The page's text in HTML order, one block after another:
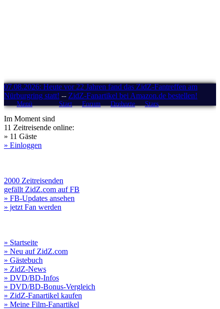
07.08.2026: Heute vor 22 Jahren fand das ZidZ-Fantreffen am
Nürburgring statt! -- ZidZ-Fanartikel bei Amazon.de bestellen!
Menü Start Forum Drehorte Stars
Im Moment sind
11 Zeitreisende online:
» 11 Gäste
» Einloggen
2000 Zeitreisenden
gefällt ZidZ.com auf FB
» FB-Updates ansehen
» jetzt Fan werden
» Startseite
» Neu auf ZidZ.com
» Gästebuch
» ZidZ-News
» DVD/BD-Infos
» DVD/BD-Bonus-Vergleich
» ZidZ-Fanartikel kaufen
» Meine Film-Fanartikel